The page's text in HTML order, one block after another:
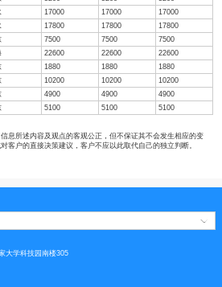
江苏 22500 22500
衡水 -
-
衡水 16400
16400
衡水 22500 22500
衡水 35500 35500
山东 7400
7400
山东 6400
6400
山东 6400
6400
5200
衡水 17800
17800
22600
华东